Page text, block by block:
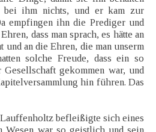
bei ihm nichts, und er kam zur
empfingen ihn die Prediger und
dass man sprach, es hätte an
und an die Ehren, die man unserm
solche Freude, dass ein so
gekommen war, und
hin führen. Das
befleißigte sich eines